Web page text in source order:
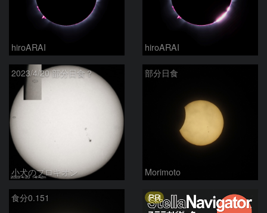
hiroARAI hiroARAI
2023/4/20 部分日食？
小犬のプロキオン
部分日食
Morimoto
食分0.151 PR